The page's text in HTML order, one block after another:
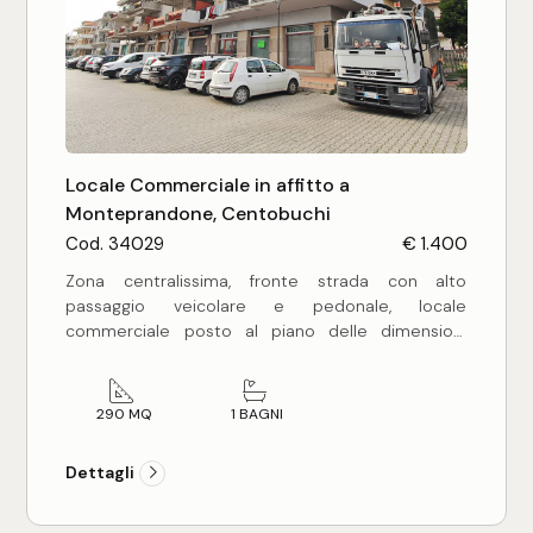
Locale Commerciale in affitto a
Monteprandone, Centobuchi
Cod. 34029 € 1.400
Zona centralissima, fronte strada con alto
passaggio veicolare e pedonale, locale
commerciale posto al piano delle dimensioni
unico vano, suddivisibile a piacere, completo di
antibagno e bagno oltre ad annesso locale
seminterrato e collegato tramite scala interna.
Precedentemente locato a primario istituto di
290 MQ 1 BAGNI
Dettagli